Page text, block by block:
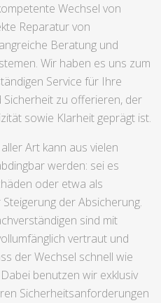
Wechsel von
Reparatur von
Beratung und
Wir haben es uns zum
Service für Ihre
zu offerieren, der
sowie Klarheit geprägt ist.
Art kann aus vielen
werden: sei es
oder etwa als
der Absicherung.
sind mit
vertraut und
der Wechsel schnell wie
benutzen wir exklusiv
Sicherheitsanforderungen